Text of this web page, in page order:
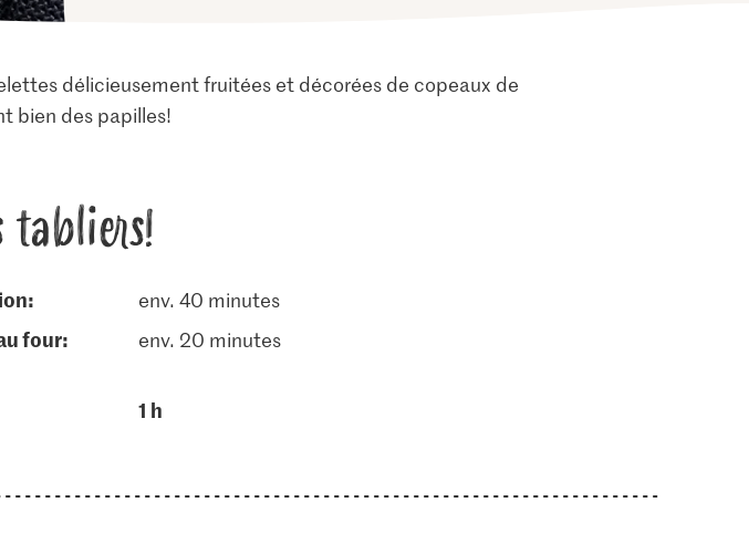
délicieusement fruitées et décorées de copeaux de
bien des papilles!
tabliers!
env. 40 minutes
four: env. 20 minutes
1 h